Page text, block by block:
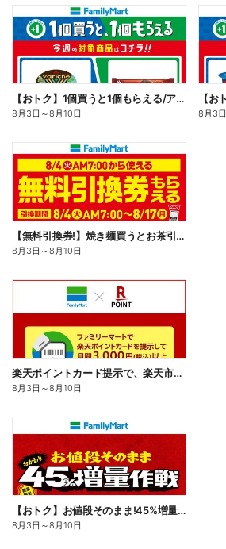
【おトク】1個買うと1個もらえる/アイス
8月3日 ～8月10日 8月3日
【無料引換券!】焼き麺買うとお茶引換券貰える!
8月3日 ～8月10日
楽天ポイントカード提示で、楽天市場でのお買い物がおトクに!
8月3日 ～8月10日
【おトク】お値段そのまま!45%増量作戦!
8月3日 ～8月10日